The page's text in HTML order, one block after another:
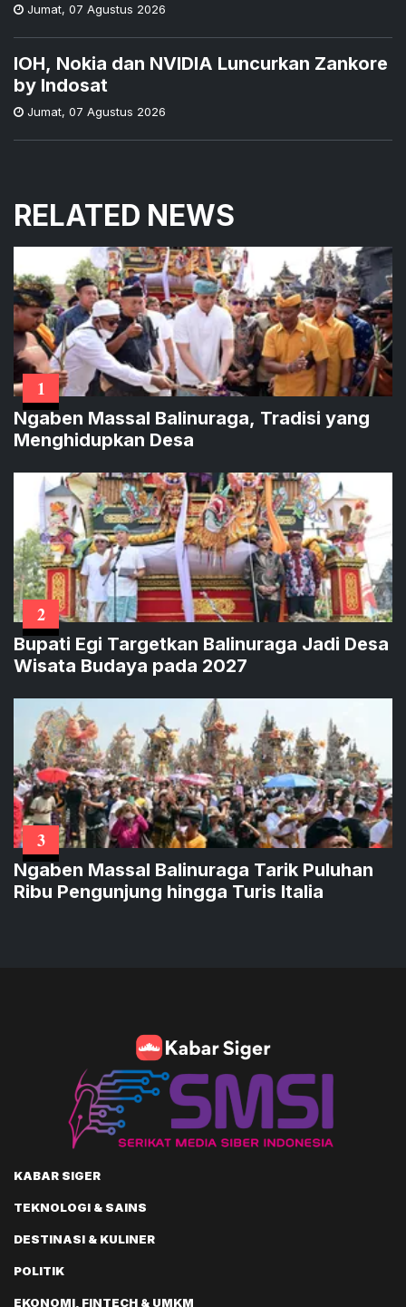
Jumat, 07 Agustus 2026
IOH, Nokia dan NVIDIA Luncurkan Zankore
by Indosat
Jumat, 07 Agustus 2026
RELATED NEWS
1
Ngaben Massal Balinuraga, Tradisi yang
Menghidupkan Desa
2
Bupati Egi Targetkan Balinuraga Jadi Desa
Wisata Budaya pada 2027
3
Ngaben Massal Balinuraga Tarik Puluhan
Ribu Pengunjung hingga Turis Italia
KABAR SIGER
TEKNOLOGI & SAINS
DESTINASI & KULINER
POLITIK
EKONOMI, FINTECH & UMKM